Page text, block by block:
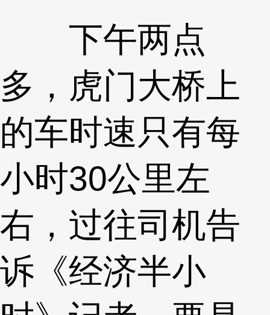
下午两点
多，虎门大桥上
的车时速只有每
小时30公里左
右，过往司机告
诉《经济半小